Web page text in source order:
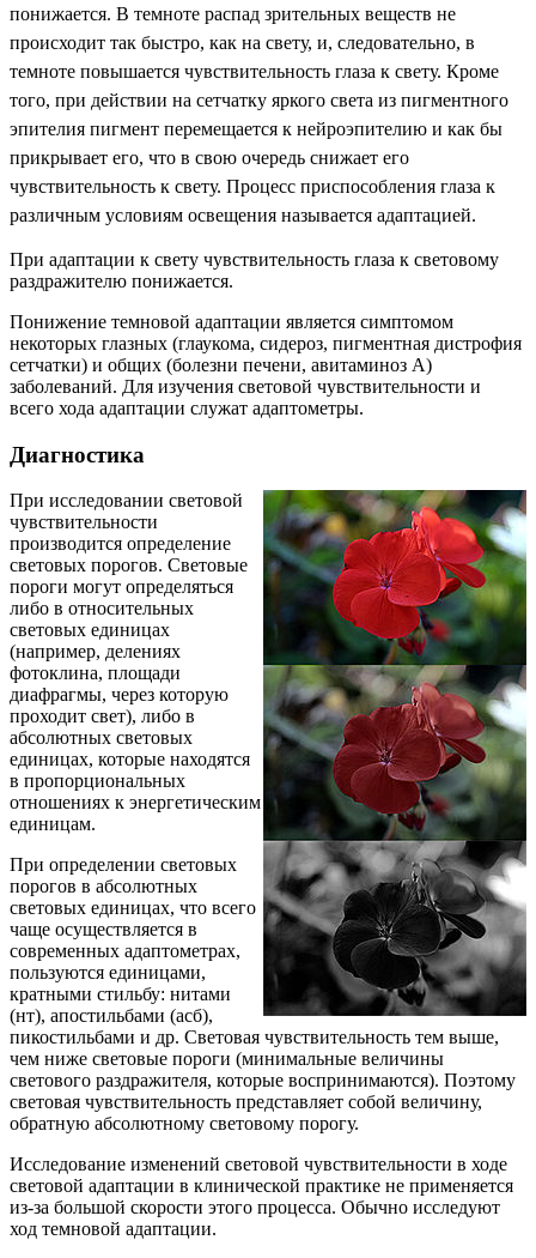
понижается. В темноте распад зрительных веществ не
происходит так быстро, как на свету, и, следовательно, в
темноте повышается чувствительность глаза к свету. Кроме
того, при действии на сетчатку яркого света из пигментного
эпителия пигмент перемещается к нейроэпителию и как бы
прикрывает его, что в свою очередь снижает его
чувствительность к свету. Процесс приспособления глаза к
различным условиям освещения называется адаптацией.
При адаптации к свету чувствительность глаза к световому
раздражителю понижается.
Понижение темновой адаптации является симптомом
некоторых глазных (глаукома, сидероз, пигментная дистрофия
сетчатки) и общих (болезни печени, авитаминоз А)
заболеваний. Для изучения световой чувствительности и
всего хода адаптации служат адаптометры.
Диагностика
При исследовании световой
чувствительности
производится определение
световых порогов. Световые
пороги могут определяться
либо в относительных
световых единицах
(например, делениях
фотоклина, площади
диафрагмы, через которую
проходит свет), либо в
абсолютных световых
единицах, которые находятся
в пропорциональных
отношениях к энергетическим
единицам.
При определении световых
порогов в абсолютных
световых единицах, что всего
чаще осуществляется в
современных адаптометрах,
пользуются единицами,
кратными стильбу: нитами
(нт), апостильбами (асб),
пикостильбами и др. Световая чувствительность тем выше,
чем ниже световые пороги (минимальные величины
светового раздражителя, которые воспринимаются). Поэтому
световая чувствительность представляет собой величину,
обратную абсолютному световому порогу.
Исследование изменений световой чувствительности в ходе
световой адаптации в клинической практике не применяется
из-за большой скорости этого процесса. Обычно исследуют
ход темновой адаптации.